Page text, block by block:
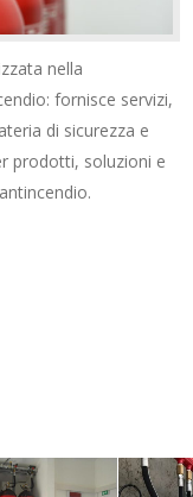
nella
fornisce servizi,
di sicurezza e
prodotti, soluzioni e